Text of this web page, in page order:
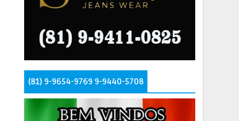
(81) 9-9654-9769 9-9440-5708